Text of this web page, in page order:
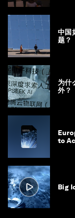
中国
题？
为什
外？
to
Big